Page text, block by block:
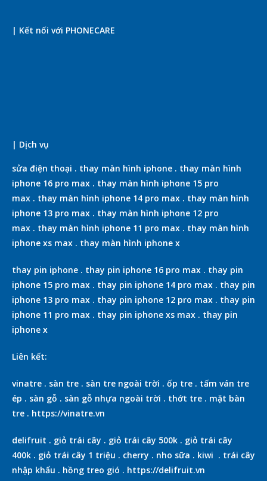
| Kết nối với PHONECARE
| Dịch vụ
sửa điện thoại . thay màn hình iphone . thay màn hình
iphone 16 pro max . thay màn hình iphone 15 pro
max . thay màn hình iphone 14 pro max . thay màn hình
iphone 13 pro max . thay màn hình iphone 12 pro
max . thay màn hình iphone 11 pro max . thay màn hình
iphone xs max . thay màn hình iphone x
thay pin iphone . thay pin iphone 16 pro max . thay pin
iphone 15 pro max . thay pin iphone 14 pro max . thay pin
iphone 13 pro max . thay pin iphone 12 pro max . thay pin
iphone 11 pro max . thay pin iphone xs max . thay pin
iphone x
Liên kết:
vinatre . sàn tre . sàn tre ngoài trời . ốp tre . tấm ván tre
ép . sàn gỗ . sàn gỗ nhựa ngoài trời . thớt tre . mặt bàn
tre . https://vinatre.vn
delifruit . giỏ trái cây . giỏ trái cây 500k . giỏ trái cây
400k . giỏ trái cây 1 triệu . cherry . nho sữa . kiwi . trái cây
nhập khẩu . hồng treo gió . https://delifruit.vn